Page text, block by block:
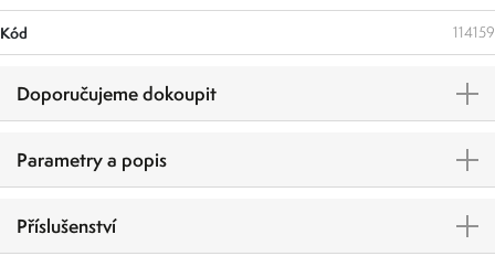
Kód 114159
Doporučujeme dokoupit
Parametry a popis
Příslušenství